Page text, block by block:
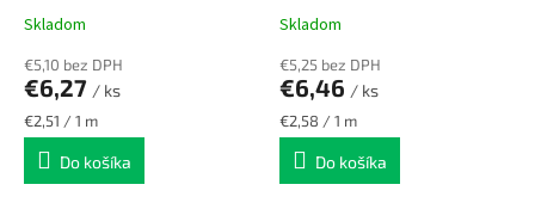
Skladom
€5,10 bez DPH
€6,27 / ks
Jednotková
cena:
€2,51 / 1 m
Do košíka
Skladom
€5,25 bez DPH
€6,46 / ks
Jednotková
cena:
€2,58 / 1 m
Do košíka